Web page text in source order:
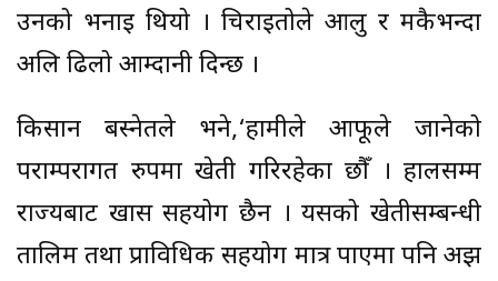
उनको भनाइ थियो । चिराइतोले आलु र मकैभन्दा
अलि ढिलो आम्दानी दिन्छ ।
किसान बस्नेतले भने,‘हामीले आफूले जानेको
पराम्परागत रुपमा खेती गरिरहेका छौँ । हालसम्म
राज्यबाट खास सहयोग छैन । यसको खेतीसम्बन्धी
तालिम तथा प्राविधिक सहयोग मात्र पाएमा पनि अझ